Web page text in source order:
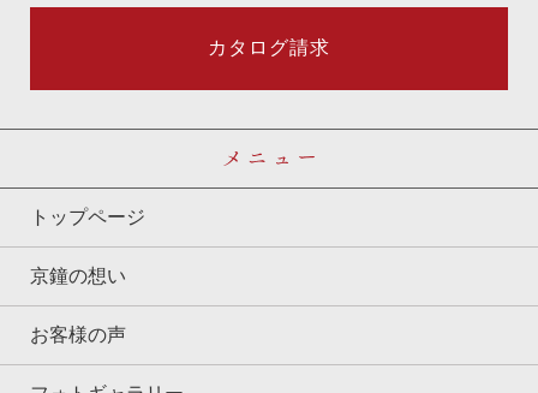
カタログ請求
トップページ
京鐘の想い
お客様の声